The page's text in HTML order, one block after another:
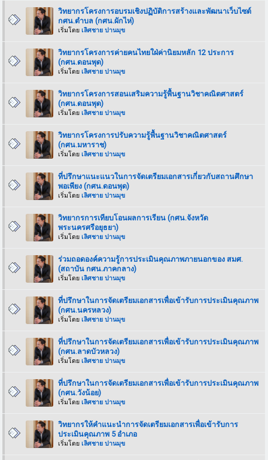
วิทยากรโครงการอบรมเชิงปฏิบัติการสร้างและพัฒนาเว็บไซต์
กศน.ตำบล (กศน.ผักไห่)
เริ่มโดยเลิศชาย ปานมุข
วิทยากรโครงการค่ายคนไทยใฝ่ค่านิยมหลัก 12 ประการ
(กศน.ดอนพุด)
เริ่มโดยเลิศชาย ปานมุข
วิทยากรโครงการสอนเสริมความรู้พื้นฐานวิชาคณิตศาสตร์
(กศน.ดอนพุด)
เริ่มโดยเลิศชาย ปานมุข
วิทยากรโครงการปรับความรู้พื้นฐานวิชาคณิตศาสตร์
(กศน.มหาราช)
เริ่มโดยเลิศชาย ปานมุข
ที่ปรึกษาแนะแนวในการจัดเตรียมเอกสารเกี่ยวกับสถานศึกษา
พอเพียง (กศน.ดอนพุด)
เริ่มโดยเลิศชาย ปานมุข
วิทยากรการเทียบโอนผลการเรียน (กศน.จังหวัด
พระนครศรีอยุธยา)
เริ่มโดยเลิศชาย ปานมุข
ร่วมถอดองค์ความรู้การประเมินคุณภาพภายนอกของ สมศ.
(สถาบัน กศน.ภาคกลาง)
เริ่มโดยเลิศชาย ปานมุข
ที่ปรึกษาในการจัดเตรียมเอกสารเพื่อเข้ารับการประเมินคุณภาพ
(กศน.นครหลวง)
เริ่มโดยเลิศชาย ปานมุข
ที่ปรึกษาในการจัดเตรียมเอกสารเพื่อเข้ารับการประเมินคุณภาพ
(กศน.ลาดบัวหลวง)
เริ่มโดยเลิศชาย ปานมุข
ที่ปรึกษาในการจัดเตรียมเอกสารเพื่อเข้ารับการประเมินคุณภาพ
(กศน.วังน้อย)
เริ่มโดยเลิศชาย ปานมุข
วิทยากรให้คำแนะนำการจัดเตรียมเอกสารเพื่อเข้ารับการ
ประเมินคุณภาพ 5 อำเภอ
เริ่มโดยเลิศชาย ปานมุข